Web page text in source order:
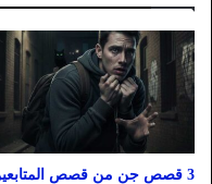
3 قصص جن من قصص